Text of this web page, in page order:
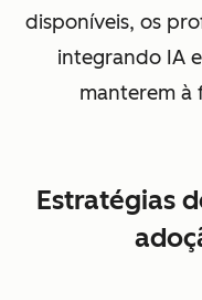
disponíveis, os
integrando IA
manterem à
Estratégias